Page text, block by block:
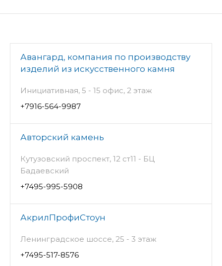
Авангард, компания по производству
изделий из искусственного камня
Инициативная, 5 - 15 офис, 2 этаж
+7916-564-9987
Авторский камень
Кутузовский проспект, 12 ст11 - БЦ
Бадаевский
+7495-995-5908
АкрилПрофиСтоун
Ленинградское шоссе, 25 - 3 этаж
+7495-517-8576